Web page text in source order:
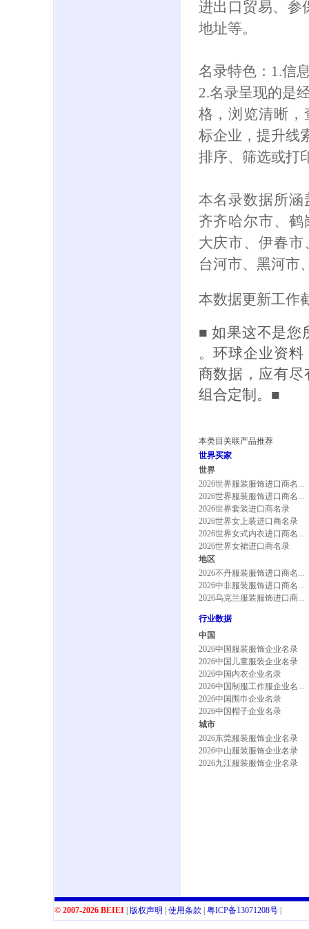
进出口贸易、参
地址等。
名录特色：1.信
2.名录呈现的是
格，浏览清晰
标企业，提升线
排序、筛选或打
本名录数据所
齐齐哈尔市、
大庆市、伊春
台河市、黑河市
本数据更新工作
■ 如果这不是您
。环球企业资
商数据，应有
组合定制。■
本类目关联产品推荐
世界买家
世界
2026世界服装服饰进口商名...
2026世界服装服饰进口商名...
2026世界套装进口商名录
2026世界女上装进口商名录
2026世界女式内衣进口商名...
2026世界女裙进口商名录
地区
2026不丹服装服饰进口商名...
2026中非服装服饰进口商名...
2026乌克兰服装服饰进口商...
行业数据
中国
2026中国服装服饰企业名录
2026中国儿童服装企业名录
2026中国内衣企业名录
2026中国制服工作服企业名...
2026中国围巾企业名录
2026中国帽子企业名录
城市
2026东莞服装服饰企业名录
2026中山服装服饰企业名录
2026九江服装服饰企业名录
© 2007-2026 BEIEI| 版权声明 使用条款 粤ICP备13071208号|